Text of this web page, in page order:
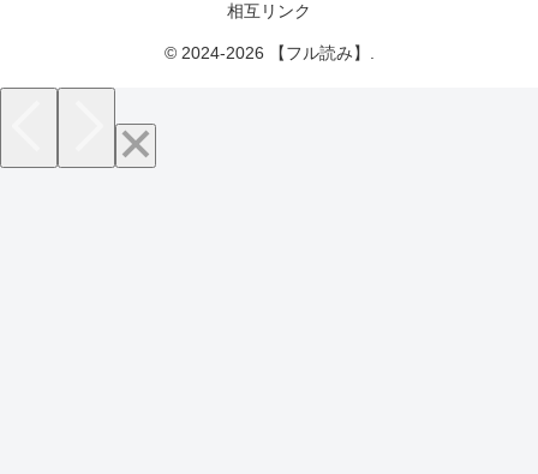
相互リンク
© 2024-2026 【フル読み】.